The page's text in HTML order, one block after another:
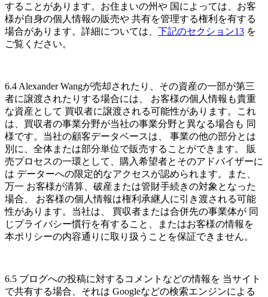
することがあります。お住まいの州や 国によっては、お客
様が自身の個人情報の販売や 共有を管理する権利を有する
場合があります。詳細については、 下記のセクション13 を
ご覧ください。
6.4 Alexander Wangが売却されたり、その資産の一部が第三
者に譲渡されたりする場合には、 お客様の個人情報も貴重
な資産として 買収者に譲渡される可能性があります。これ
は、買収者の事業分野が当社の事業分野と異なる場合も 同
様です。当社の顧客データベースは、 事業の他の部分とは
別に、全体または部分単位で販売することができます。 販
売プロセスの一環として、購入希望者とそのアドバイザーに
は データーへの限定的なアクセスが認められます。また、
万一 お客様が清算、破産または管財手続きの対象となった
場合、 お客様の個人情報は権利承継人に引き渡される可能
性があります。当社は、 買収者または合併先の事業体が 同
じプライバシー慣行を有すること、またはお客様の情報を
本ポリシーの内容通りに取り扱うことを保証できません。
6.5 ブログへの投稿に対するコメントなどの情報を 当サイト
で共有する場合、それは Googleなどの検索エンジンによる